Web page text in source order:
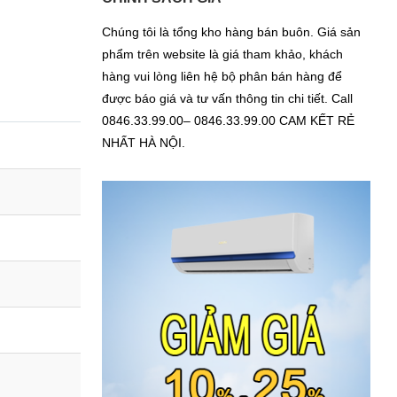
Chúng tôi là tổng kho hàng bán buôn. Giá sản
phẩm trên website là giá tham khảo, khách
hàng vui lòng liên hệ bộ phân bán hàng để
được báo giá và tư vấn thông tin chi tiết. Call
0846.33.99.00– 0846.33.99.00 CAM KẾT RẺ
NHẤT HÀ NỘI.